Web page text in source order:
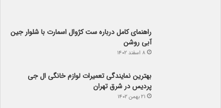
راهنمای کامل درباره ست کژوال اسمارت با شلوار جین
آبی روشن
۸ اسفند ۱۴۰۲
بهترین نمایندگی تعمیرات لوازم خانگی ال جی
پردیس در شرق تهران
۲۱ بهمن ۱۴۰۲